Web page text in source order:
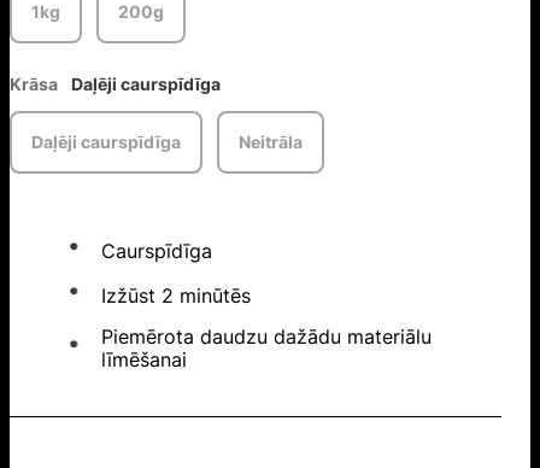
1kg 200g
Krāsa Daļēji caurspīdīga
Daļēji caurspīdīga Neitrāla
Caurspīdīga
Izžūst 2 minūtēs
Piemērota daudzu dažādu materiālu
līmēšanai